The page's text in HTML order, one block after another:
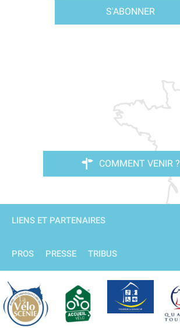
S'ABONNER
COMMENT VENIR ?
LIENS ET PARTENAIRES
PROS PRESSE TRIBUS